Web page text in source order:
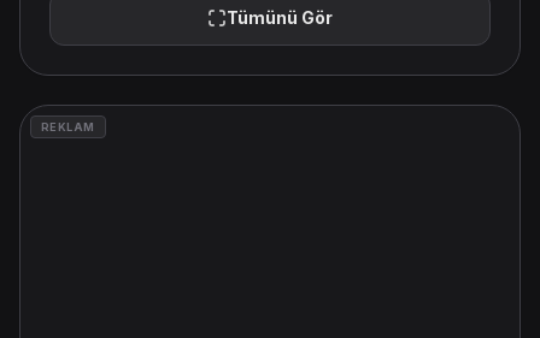
Tümünü Gör
REKLAM